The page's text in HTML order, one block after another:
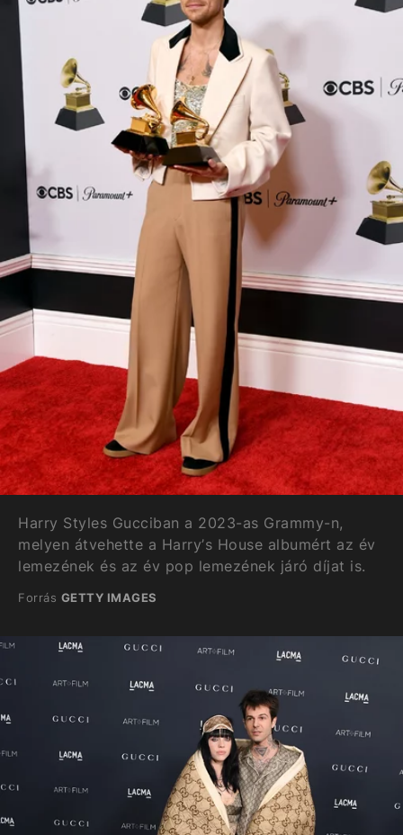
Harry Styles Gucciban a 2023-as Grammy-n,
melyen átvehette a Harry’s House albumért az év
lemezének és az év pop lemezének járó díjat is.
Forrás GETTY IMAGES